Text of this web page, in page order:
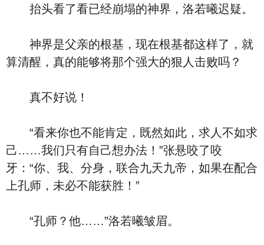
抬头看了看已经崩塌的神界，洛若曦迟疑。
神界是父亲的根基，现在根基都这样了，就
算清醒，真的能够将那个强大的狠人击败吗？
真不好说！
“看来你也不能肯定，既然如此，求人不如求
己……我们只有自己想办法！”张悬咬了咬
牙：“你、我、分身，联合九天九帝，如果在配合
上孔师，未必不能获胜！”
“孔师？他……”洛若曦皱眉。